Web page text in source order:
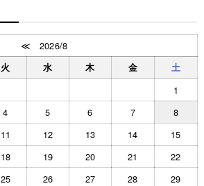
≪ 2026/8
火 水 木 金 土
1
4 5 6 7
8
11 12 13 14
15
18 19 20 21
22
25 26 27 28
29